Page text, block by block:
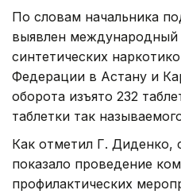
По словам начальника
выявлен международный
синтетических
Федерации в Астану и
оборота изъято 232
таблетки так
Как отметил Г. Диденко,
показало проведение
профилактических